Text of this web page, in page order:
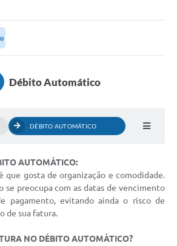
Básico
Débito Automático
DÉBITO AUTOMÁTICO
AUTOMÁTICO:
que gosta de organização e comodidade.
se preocupa com as datas de vencimento
pagamento, evitando ainda o risco de
de sua fatura.
NO DÉBITO AUTOMÁTICO?